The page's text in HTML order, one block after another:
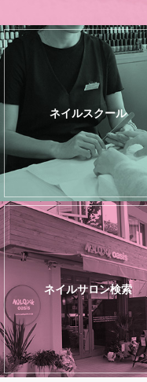
ネイルスクール
ネイルサロン検索